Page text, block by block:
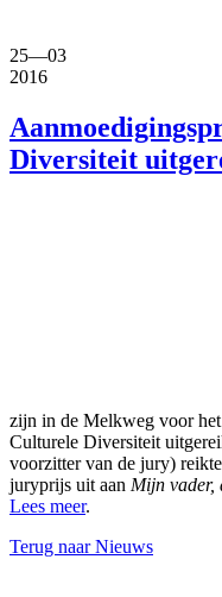
25—03
2016
Diversiteit
zijn in de Melkweg voor
Culturele Diversiteit
voorzitter van de jury)
juryprijs uit aan Mijn vader,
Lees meer.
Terug naar Nieuws